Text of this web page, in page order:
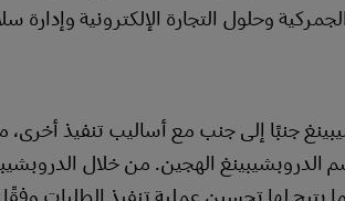
وحلول التجارة الإلكترونية وإدارة
جنبًا إلى جنب مع أساليب تنفيذ
الدروبشيبينغ الهجين. من خلال
يتيح لها تحسين عملية تنفيذ الطلبات